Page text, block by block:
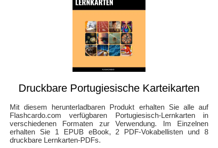
Druckbare Portugiesische Karteikarten
Mit diesem herunterladbaren Produkt erhalten Sie alle auf
Flashcardo.com verfügbaren Portugiesisch-Lernkarten in
verschiedenen Formaten zur Verwendung. Im Einzelnen
erhalten Sie 1 EPUB eBook, 2 PDF-Vokabellisten und 8
druckbare Lernkarten-PDFs.